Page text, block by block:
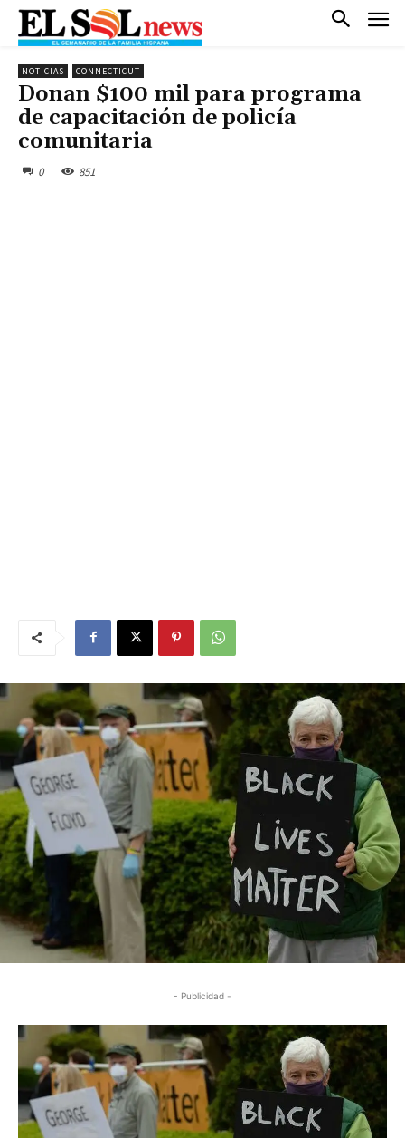
NOTICIAS CONNECTICUT
Donan $100 mil para programa
de capacitación de policía
comunitaria
0 851
- Publicidad -